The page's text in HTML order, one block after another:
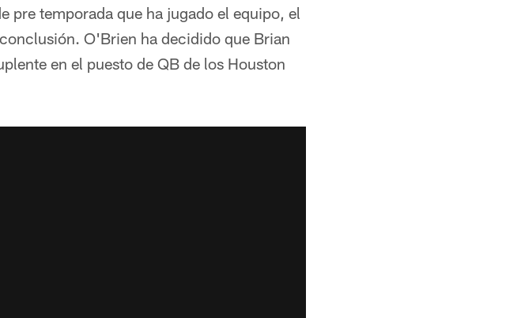
pre temporada que ha jugado el equipo, el
O'Brien ha decidido que Brian
en el puesto de QB de los Houston